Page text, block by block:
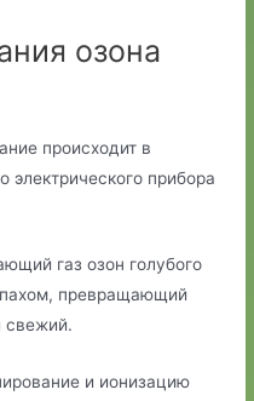
озона
происходит в
электрического прибора
газ озон голубого
превращающий
свежий.
и ионизацию